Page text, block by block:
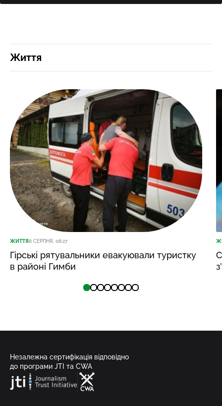
Життя
ЖИТТЯ8 СЕРПНЯ, 08:27
Гірські рятувальники евакуювали туристку
в районі Гимби
Незалежна сертифікація відповідно
до програми JTI та CWA